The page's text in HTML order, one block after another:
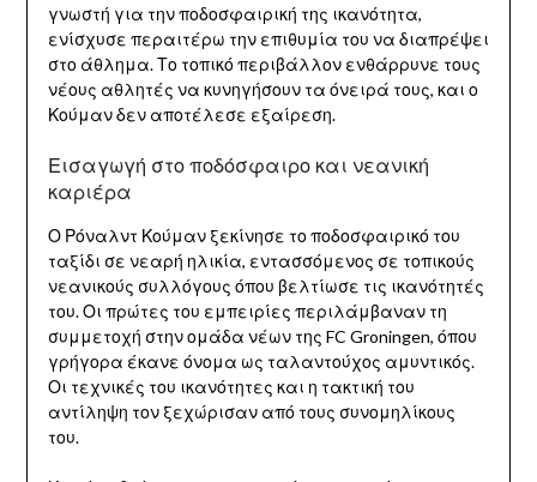
γνωστή για την ποδοσφαιρική της ικανότητα,
ενίσχυσε περαιτέρω την επιθυμία του να διαπρέψει
στο άθλημα. Το τοπικό περιβάλλον ενθάρρυνε τους
νέους αθλητές να κυνηγήσουν τα όνειρά τους, και ο
Κούμαν δεν αποτέλεσε εξαίρεση.
Εισαγωγή στο ποδόσφαιρο και νεανική
καριέρα
Ο Ρόναλντ Κούμαν ξεκίνησε το ποδοσφαιρικό του
ταξίδι σε νεαρή ηλικία, εντασσόμενος σε τοπικούς
νεανικούς συλλόγους όπου βελτίωσε τις ικανότητές
του. Οι πρώτες του εμπειρίες περιλάμβαναν τη
συμμετοχή στην ομάδα νέων της FC Groningen, όπου
γρήγορα έκανε όνομα ως ταλαντούχος αμυντικός.
Οι τεχνικές του ικανότητες και η τακτική του
αντίληψη τον ξεχώρισαν από τους συνομηλίκους
του.